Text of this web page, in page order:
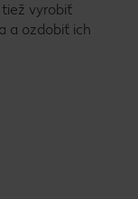
tiež vyrobiť
a ozdobiť ich